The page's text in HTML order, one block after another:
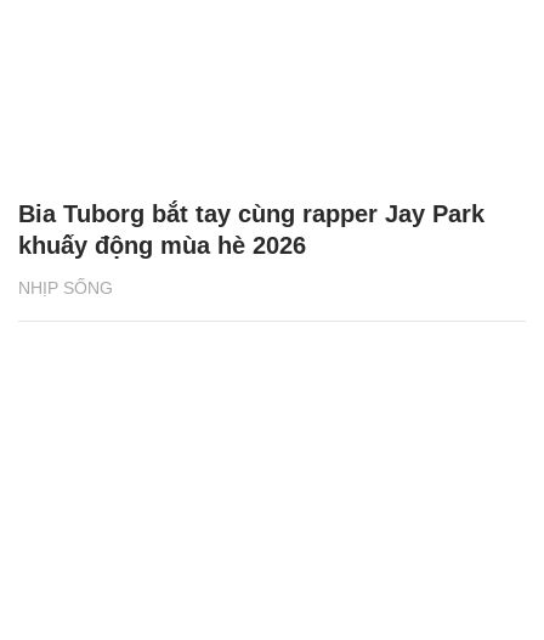
NHỊP SỐNG
Bia Tuborg bắt tay cùng rapper Jay Park
khuấy động mùa hè 2026